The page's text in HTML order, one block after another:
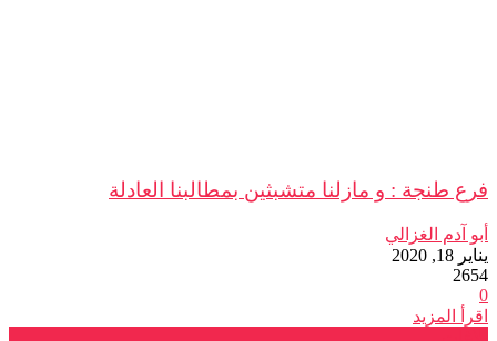
فرع طنجة : و مازلنا متشبثين بمطالبنا العادلة
أبو آدم الغزالي
يناير 18, 2020
2654
0
اقرأ المزيد